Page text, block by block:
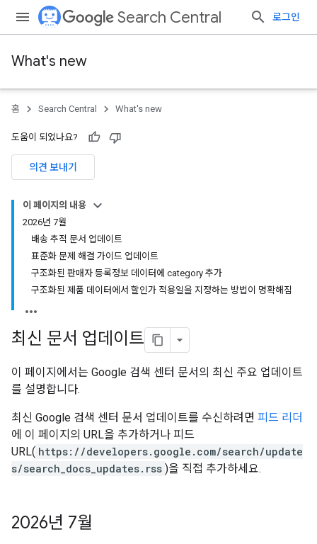
Search Central 로그인
What's new
홈 Search Central What's new
도움이 되었나요?
의견 보내기
이 페이지의 내용
2026년 7월
배송 추적 문서 업데이트
표준화 문제 해결 가이드 업데이트
구조화된 판매자 등록정보 데이터에 category 추가
구조화된 제품 데이터에서 할인가 적용일을 지정하는 방법이 명확해짐
최신 문서 업데이트
이 페이지에서는 Google 검색 센터 문서의 최신 주요 업데이트
를 설명합니다.
최신 Google 검색 센터 문서 업데이트를 수신하려면 피드 리더
에 이 페이지의 URL을 추가하거나 피드
URL( https://developers.google.com/search/update
s/search_docs_updates.rss )을 직접 추가하세요.
2026년 7월